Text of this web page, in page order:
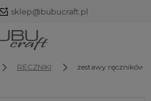
sklep@bubucraft.pl
RĘCZNIKI zestawy ręczników